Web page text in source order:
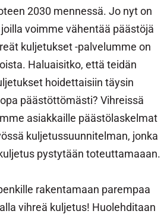
2030 mennessä. Jo nyt on
voimme vähentää päästöjä
kuljetukset -palvelumme on
Haluaisitko, että teidän
hoidettaisiin täysin
päästöttömästi? Vihreissä
asiakkaille päästölaskelmat
kuljetussuunnitelman, jonka
pystytään toteuttamaaan.
rakentamaan parempaa
vihreä kuljetus! Huolehditaan